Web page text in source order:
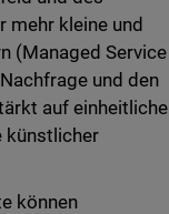
kleine und
(Managed Service
und den
auf einheitliche
künstlicher
können